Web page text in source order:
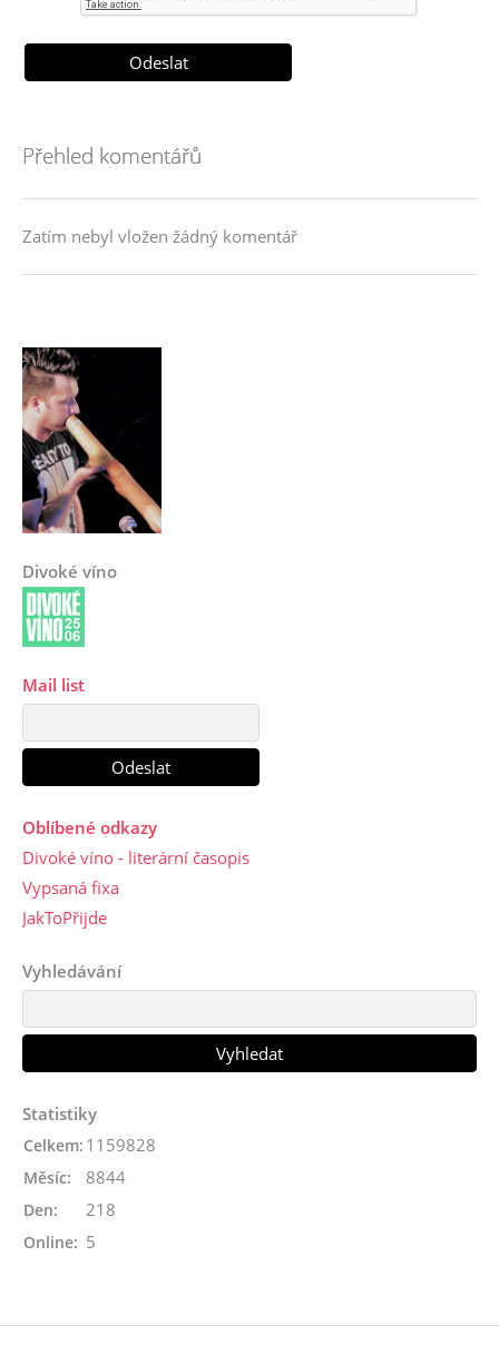
Přehled komentářů
Zatím nebyl vložen žádný komentář
Divoké víno
Mail list
Oblíbené odkazy
Divoké víno - literární časopis
Vypsaná fixa
JakToPřijde
Vyhledávání
Statistiky
Online: 5
Celkem: 1159828
Měsíc: 8844
Den: 218